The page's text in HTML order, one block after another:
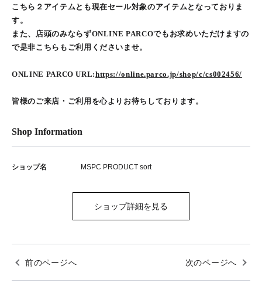
こちら２アイテムとも現在セール対象のアイテムとなっておりま
す。
また、店頭のみならずONLINE PARCOでもお求めいただけますの
で是非こちらもご利用くださいませ。
ONLINE PARCO URL:https://online.parco.jp/shop/c/cs002456/
皆様のご来店・ご利用を心よりお待ちしております。
Shop Information
ショップ名 MSPC PRODUCT sort
ショップ詳細を見る
前のページへ 次のページへ